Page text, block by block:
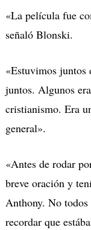
«La película fue
señaló Blonski.
«Estuvimos juntos
juntos. Algunos
cristianismo. Era
general».
«Antes de rodar
breve oración y
Anthony. No
recordar que